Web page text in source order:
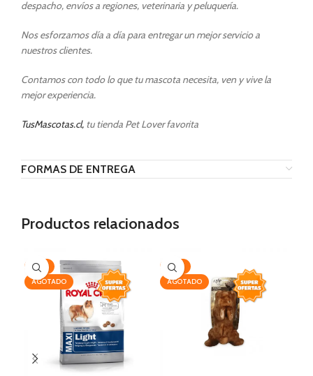
despacho, envíos a regiones, veterinaria y peluquería.
Nos esforzamos día a día para entregar un mejor servicio a
nuestros clientes.
Contamos con todo lo que tu mascota necesita, ven y vive la
mejor experiencia.
TusMascotas.cl, tu tienda Pet Lover favorita
FORMAS DE ENTREGA
Productos relacionados
-19%
AGOTADO
-25%
AGOTADO